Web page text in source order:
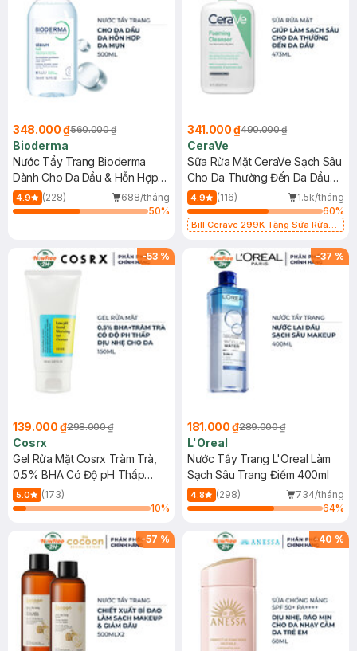
348.000 ₫560.000 ₫
Bioderma
Nước Tẩy Trang Bioderma
Dành Cho Da Dầu & Hỗn Hợp
500ml
4.9 (228)
688/tháng
50%
341.000 ₫490.000 ₫
CeraVe
Sữa Rửa Mặt CeraVe Sạch Sâu
Cho Da Thường Đến Da Dầu
473ml
4.9 (116)
1.5k/tháng
60%
Bill Cerave 299K Tặng Sữa Rửa
-53 %
139.000 ₫298.000 ₫
Cosrx
Gel Rửa Mặt Cosrx Tràm Trà,
0.5% BHA Có Độ pH Thấp
150ml
5.0
(173)
10%
-37 %
181.000 ₫289.000 ₫
L'Oreal
Nước Tẩy Trang L'Oreal Làm
Sạch Sâu Trang Điểm 400ml
4.8 (298)
734/tháng
64%
-57 % -40 %